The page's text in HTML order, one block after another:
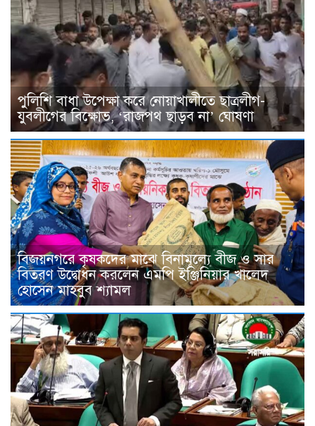
পুলিশি বাধা উপেক্ষা করে নোয়াখালীতে ছাত্রলীগ-
যুবলীগের বিক্ষোভ, ‘রাজপথ ছাড়ব না’ ঘোষণা
বিজয়নগরে কৃষকদের মাঝে বিনামূল্যে বীজ ও সার
বিতরণ উদ্বোধন করলেন এমপি ইঞ্জিনিয়ার খালেদ
হোসেন মাহবুব শ্যামল